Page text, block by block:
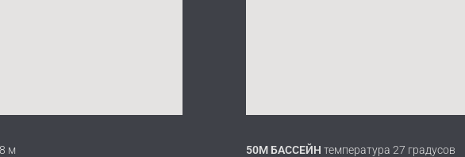
м 50M БАССЕЙН температура 27 градусов